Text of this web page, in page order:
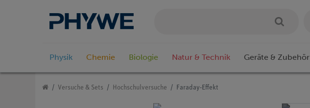
Physik Chemie Biologie Natur & Technik Geräte & Zubehör
Versuche & Sets Hochschulversuche Faraday-Effekt